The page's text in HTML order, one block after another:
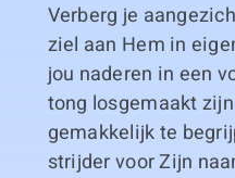
Verberg je
ziel aan Hem in
jou naderen in een
tong losgemaakt
gemakkelijk te
strijder voor Zijn